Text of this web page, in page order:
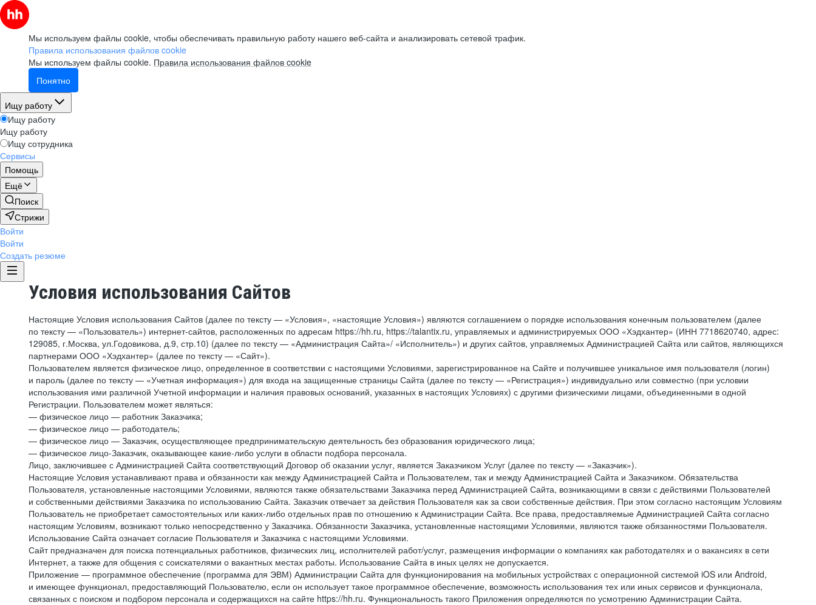
Мы используем файлы cookie, чтобы обеспечивать правильную работу нашего веб-сайта и анализировать сетевой трафик.
Правила использования файлов cookie
Мы используем файлы cookie. Правила использования файлов cookie
Понятно
Ищу работу
Ищу работу
Ищу работу
Ищу сотрудника
Сервисы
Помощь
Ещё
Поиск
Стрижи
Войти
Войти
Создать резюме
Условия использования Сайтов
Настоящие Условия использования Сайтов (далее по тексту — «Условия», «настоящие Условия») являются соглашением о порядке использования конечным пользователем (далее
по тексту — «Пользователь») интернет-сайтов, расположенных по адресам https://hh.ru, https://talantix.ru, управляемых и администрируемых ООО «Хэдхантер» (ИНН 7718620740, адрес:
129085, г.Москва, ул.Годовикова, д.9, стр.10) (далее по тексту — «Администрация Сайта»/ «Исполнитель») и других сайтов, управляемых Администрацией Сайта или сайтов, являющихся
партнерами ООО «Хэдхантер» (далее по тексту — «Сайт»).
Пользователем является физическое лицо, определенное в соответствии с настоящими Условиями, зарегистрированное на Сайте и получившее уникальное имя пользователя (логин)
и пароль (далее по тексту — «Учетная информация») для входа на защищенные страницы Сайта (далее по тексту — «Регистрация») индивидуально или совместно (при условии
использования ими различной Учетной информации и наличия правовых оснований, указанных в настоящих Условиях) с другими физическими лицами, объединенными в одной
Регистрации. Пользователем может являться:
— физическое лицо — работник Заказчика;
— физическое лицо — работодатель;
— физическое лицо — Заказчик, осуществляющее предпринимательскую деятельность без образования юридического лица;
— физическое лицо-Заказчик, оказывающее какие-либо услуги в области подбора персонала.
Лицо, заключившее с Администрацией Сайта соответствующий Договор об оказании услуг, является Заказчиком Услуг (далее по тексту — «Заказчик»).
Настоящие Условия устанавливают права и обязанности как между Администрацией Сайта и Пользователем, так и между Администрацией Сайта и Заказчиком. Обязательства
Пользователя, установленные настоящими Условиями, являются также обязательствами Заказчика перед Администрацией Сайта, возникающими в связи с действиями Пользователей
и собственными действиями Заказчика по использованию Сайта. Заказчик отвечает за действия Пользователя как за свои собственные действия. При этом согласно настоящим Условиям
Пользователь не приобретает самостоятельных или каких-либо отдельных прав по отношению к Администрации Сайта. Все права, предоставляемые Администрацией Сайта согласно
настоящим Условиям, возникают только непосредственно у Заказчика. Обязанности Заказчика, установленные настоящими Условиями, являются также обязанностями Пользователя.
Использование Сайта означает согласие Пользователя и Заказчика с настоящими Условиями.
Сайт предназначен для поиска потенциальных работников, физических лиц, исполнителей работ/услуг, размещения информации о компаниях как работодателях и о вакансиях в сети
Интернет, а также для общения с соискателями о вакантных местах работы. Использование Сайта в иных целях не допускается.
Приложение — программное обеспечение (программа для ЭВМ) Администрации Сайта для функционирования на мобильных устройствах с операционной системой iOS или Android,
и имеющее функционал, предоставляющий Пользователю, если он использует такое программное обеспечение, возможность использования тех или иных сервисов и функционала,
связанных с поиском и подбором персонала и содержащихся на сайте https://hh.ru. Функциональность такого Приложения определяются по усмотрению Администрации Сайта.